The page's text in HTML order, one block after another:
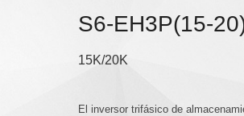
Inversor Utility Scale
Accesorios y monitorización
S6-EH3P(15-
15K/20K
El inversor trifásico de